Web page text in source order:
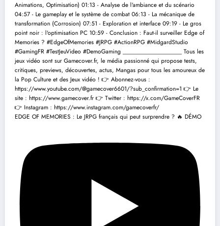
EDGE OF MEMORIES : Le JRPG français qui peut surprendre ? 🔥 DÉMO